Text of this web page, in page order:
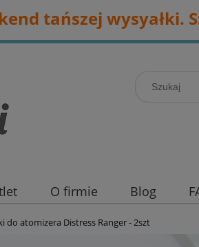
tańszej wysyałki.
O firmie Blog
do atomizera Distress Ranger - 2szt